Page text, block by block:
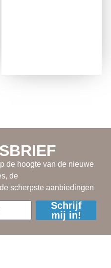
de hoogte van de nieuwe
de
scherpste aanbiedingen
Schrijf
mij in!